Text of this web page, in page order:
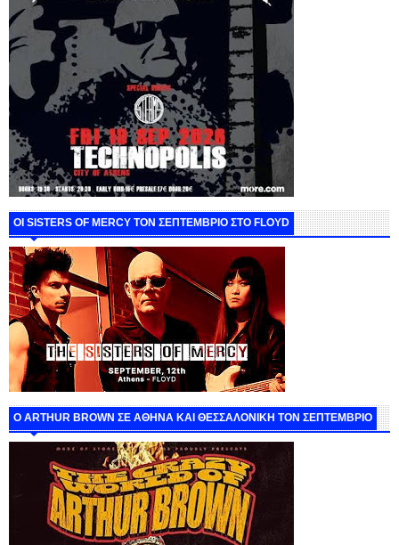
ΟΙ SISTERS OF MERCY ΤΟΝ ΣΕΠΤΕΜΒΡΙΟ ΣΤΟ FLOYD
O ARTHUR BROWN ΣΕ ΑΘΗΝΑ ΚΑΙ ΘΕΣΣΑΛΟΝΙΚΗ ΤΟΝ ΣΕΠΤΕΜΒΡΙΟ